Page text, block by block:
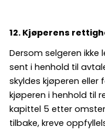
12. Kjøperens
Dersom selgeren ikke
sent i henhold til
skyldes kjøperen eller
kjøperen i henhold til
kapittel 5 etter
tilbake, kreve